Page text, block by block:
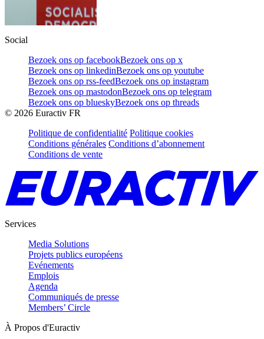
Social
Bezoek ons op facebookBezoek ons op x
Bezoek ons op linkedinBezoek ons op youtube
Bezoek ons op rss-feedBezoek ons op instagram
Bezoek ons op mastodonBezoek ons op telegram
Bezoek ons op blueskyBezoek ons op threads
© 2026 Euractiv FR
Politique de confidentialité Politique cookies
Conditions générales Conditions d’abonnement
Conditions de vente
Services
Media Solutions
Projets publics européens
Evénements
Emplois
Agenda
Communiqués de presse
Members’ Circle
À Propos d'Euractiv